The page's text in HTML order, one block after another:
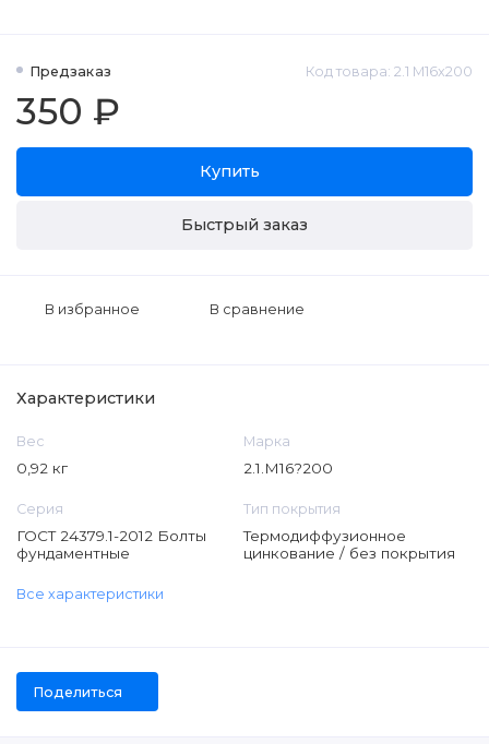
Предзаказ Код товара: 2.1 М16x200
350 ₽
Купить
Быстрый заказ
В избранное В сравнение
Характеристики
Вес
0,92 кг
Марка
2.1.М16?200
Серия
ГОСТ 24379.1-2012 Болты
фундаментные
Тип покрытия
Термодиффузионное
цинкование / без покрытия
Все характеристики
Поделиться